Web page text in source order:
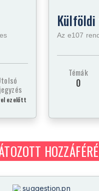
ezelőtt
Külföldi
Az e107
Témák
0